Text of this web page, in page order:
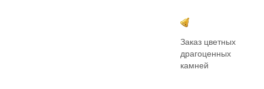
Заказ цветных
драгоценных
камней